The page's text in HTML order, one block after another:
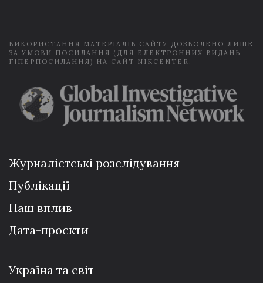
ВИКОРИСТАННЯ МАТЕРІАЛІВ САЙТУ ДОЗВОЛЕНО ЛИШЕ
ЗА УМОВИ ПОСИЛАННЯ (ДЛЯ ЕЛЕКТРОННИХ ВИДАНЬ -
ГІПЕРПОСИЛАННЯ) НА САЙТ NIKCENTER.
Журналістські розслідування
Публікації
Наш вплив
Дата-проєкти
Україна та світ